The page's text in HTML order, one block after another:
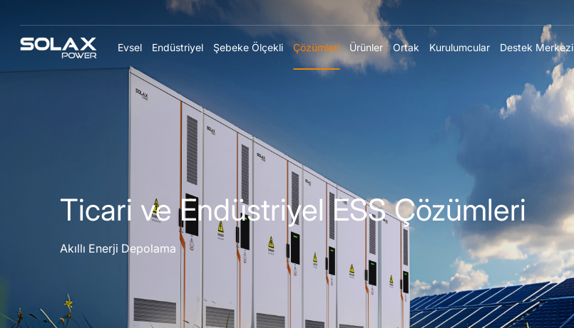
Evsel Endüstriyel Şebeke Ölçekli Çözümleri Ürünler Ortak Kurulumcular Destek Merkezi
Ticari ve Endüstriyel ESS Çözümleri
Akıllı Enerji Depolama